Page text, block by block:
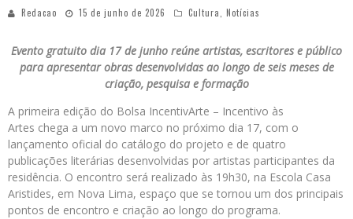
Redacao 15 de junho de 2026 Cultura, Notícias
Evento gratuito dia 17 de junho reúne artistas, escritores e público
para apresentar obras desenvolvidas ao longo de seis meses de
criação, pesquisa e formação
A primeira edição do Bolsa IncentivArte – Incentivo às
Artes chega a um novo marco no próximo dia 17, com o
lançamento oficial do catálogo do projeto e de quatro
publicações literárias desenvolvidas por artistas participantes da
residência. O encontro será realizado às 19h30, na Escola Casa
Aristides, em Nova Lima, espaço que se tornou um dos principais
pontos de encontro e criação ao longo do programa.